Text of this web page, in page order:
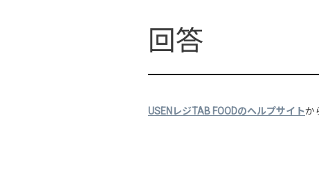
USENレジTAB FOODのヘルプサイトか